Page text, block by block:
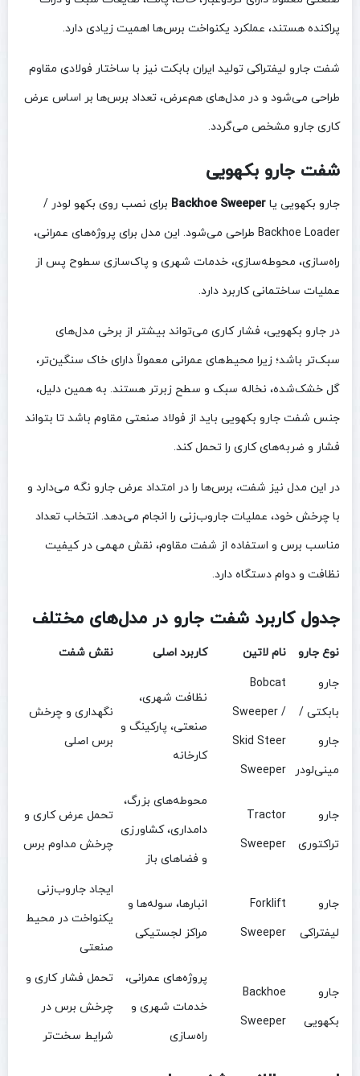
پراکنده هستند، عملکرد یکنواخت برس‌ها اهمیت زیادی دارد.
شفت جارو لیفتراکی تولید ایران بابکت نیز با ساختار فولادی مقاوم
طراحی می‌شود و در مدل‌های هم‌عرض، تعداد برس‌ها بر اساس عرض
کاری جارو مشخص می‌گردد.
شفت جارو بکهویی
جارو بکهویی یا Backhoe Sweeper برای نصب روی بکهو لودر /
Backhoe Loader طراحی می‌شود. این مدل برای پروژه‌های عمرانی،
راه‌سازی، محوطه‌سازی، خدمات شهری و پاک‌سازی سطوح پس از
عملیات ساختمانی کاربرد دارد.
در جارو بکهویی، فشار کاری می‌تواند بیشتر از برخی مدل‌های
سبک‌تر باشد؛ زیرا محیط‌های عمرانی معمولاً دارای خاک سنگین‌تر،
گل خشک‌شده، نخاله سبک و سطح زبرتر هستند. به همین دلیل،
جنس شفت جارو بکهویی باید از فولاد صنعتی مقاوم باشد تا بتواند
فشار و ضربه‌های کاری را تحمل کند.
در این مدل نیز شفت، برس‌ها را در امتداد عرض جارو نگه می‌دارد و
با چرخش خود، عملیات جاروب‌زنی را انجام می‌دهد. انتخاب تعداد
مناسب برس و استفاده از شفت مقاوم، نقش مهمی در کیفیت
نظافت و دوام دستگاه دارد.
جدول کاربرد شفت جارو در مدل‌های مختلف
نوع جارو نام لاتین کاربرد اصلی
نقش شفت
جارو
بابکتی /
جارو
مینی‌لودر
Bobcat
Sweeper /
Skid Steer
Sweeper
نظافت شهری،
صنعتی، پارکینگ و
کارخانه
نگهداری و چرخش
برس اصلی
جارو
تراکتوری
Tractor
Sweeper
محوطه‌های بزرگ،
دامداری، کشاورزی
و فضاهای باز
تحمل عرض کاری و
چرخش مداوم برس
جارو
لیفتراکی
Forklift
Sweeper
انبارها، سوله‌ها و
مراکز لجستیکی
ایجاد جاروب‌زنی
یکنواخت در محیط
صنعتی
جارو
بکهویی
Backhoe
Sweeper
پروژه‌های عمرانی،
خدمات شهری و
راه‌سازی
تحمل فشار کاری و
چرخش برس در
شرایط سخت‌تر